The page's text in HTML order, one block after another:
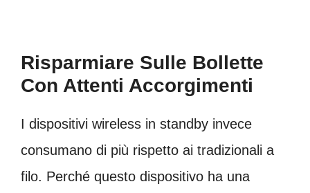
Risparmiare Sulle Bollette
Con Attenti Accorgimenti
I dispositivi wireless in standby invece
consumano di più rispetto ai tradizionali a
filo. Perché questo dispositivo ha una